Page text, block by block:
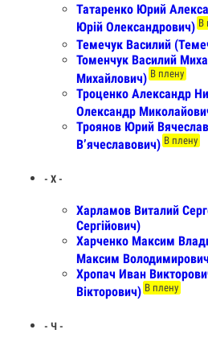
Татаренко Юрий
Юрій Олександрович) В
Темечук Василий
Томенчук Василий
Михайлович) В плену
Троценко Александр
Олександр
Троянов Юрий
Вʼячеславович) В плену
- Х -
Харламов Виталий
Сергійович)
Харченко Максим
Максим
Хропач Иван
Вікторович) В плену
- Ч -